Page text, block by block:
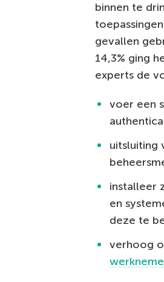
binnen te
gevallen
14,3% ging
experts de
voer een
uitsluiting
installeer
en
deze te
verhoog